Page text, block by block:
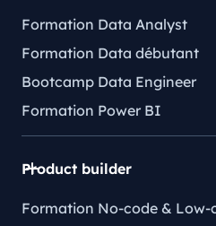
Formation Data Analyst
Formation Data débutant
Bootcamp Data Engineer
Formation Power BI
Product builder
Formation No-code & Low-